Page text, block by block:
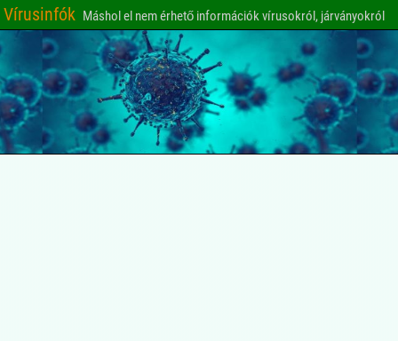
Vírusinfók Máshol el nem érhető információk vírusokról, járványokról